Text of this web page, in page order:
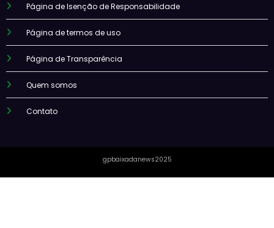
Página de Isenção de Responsabilidade
Página de termos de uso
Página de Transparência
Quem somos
Contato
gpbaixadanews2025